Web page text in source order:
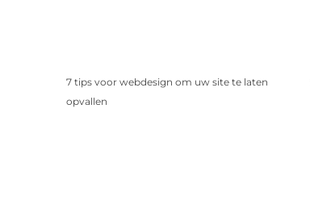
7 tips voor webdesign om uw site te laten
opvallen